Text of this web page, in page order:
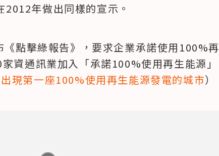
年做出同樣的宣示。
《點擊綠報告》，要求企業承諾使用100%再
資通訊業加入「承諾100%使用再生能源」
現第一座100%使用再生能源發電的城市）